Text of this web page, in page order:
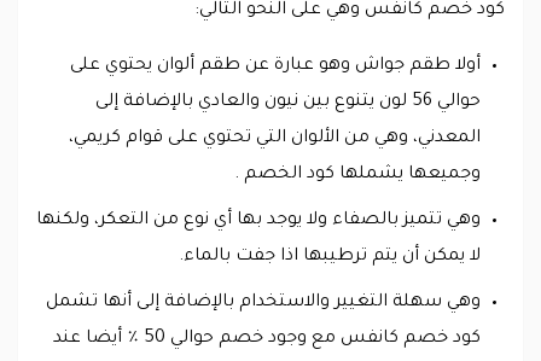
كود خصم كانفس وهي على النحو التالي:
أولا طقم جواش وهو عبارة عن طقم ألوان يحتوي على
حوالي 56 لون يتنوع بين نيون والعادي بالإضافة إلى
المعدني، وهي من الألوان التي تحتوي على قوام كريمي،
وجميعها يشملها كود الخصم .
وهي تتميز بالصفاء ولا يوجد بها أي نوع من التعكر، ولكنها
لا يمكن أن يتم ترطيبها اذا جفت بالماء.
وهي سهلة التغيير والاستخدام بالإضافة إلى أنها تشمل
كود خصم كانفس مع وجود خصم حوالي 50 ٪ أيضا عند